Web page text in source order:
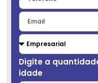
Digite a
idade